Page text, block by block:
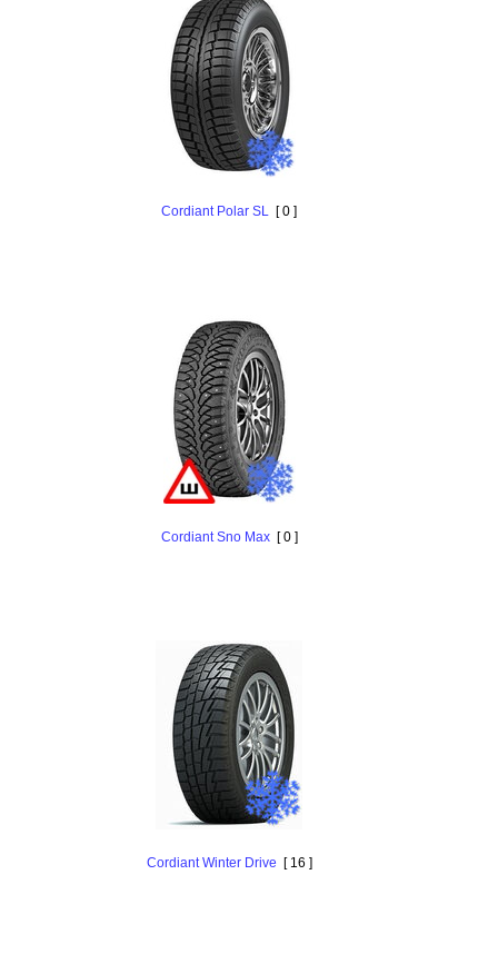
Cordiant Polar SL [ 0 ]
Cordiant Sno Max[ 0 ]
Cordiant Winter Drive [ 16 ]